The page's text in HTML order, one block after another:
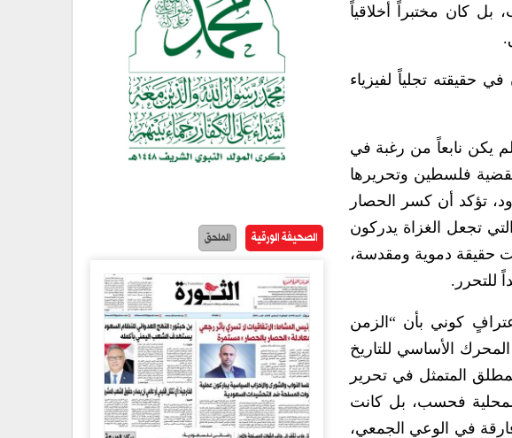
بل كان مختبراً أخلاقياً
حقيقته تجلياً لفيزياء
لم يكن نابعاً من رغبة في
فلسطين وتحريرها
تؤكد أن كسر الحصار
تجعل الغزاة يدركون
حقيقة دموية ومقدسة،
للتحرر.
كوني بأن “الزمن
الأساسي للتاريخ
المتمثل في تحرير
فحسب، بل كانت
في الوعي الجمعي،
الصحيفة الورقية الملحق